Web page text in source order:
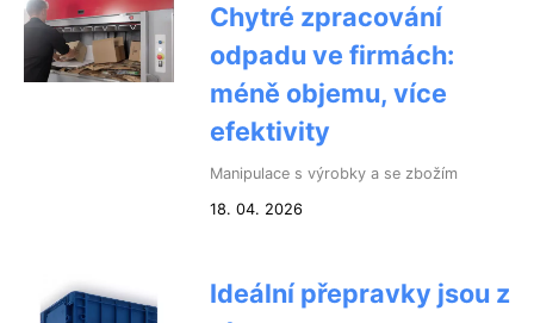
Chytré zpracování
odpadu ve firmách:
méně objemu, více
efektivity
Manipulace s výrobky a se zbožím
18. 04. 2026
Ideální přepravky jsou z